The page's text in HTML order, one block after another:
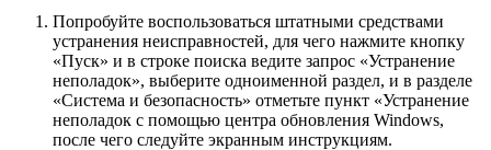
Попробуйте воспользоваться штатными средствами
устранения неисправностей, для чего нажмите кнопку
«Пуск» и в строке поиска ведите запрос «Устранение
неполадок», выберите одноименной раздел, и в разделе
«Система и безопасность» отметьте пункт «Устранение
неполадок с помощью центра обновления Windows,
после чего следуйте экранным инструкциям.